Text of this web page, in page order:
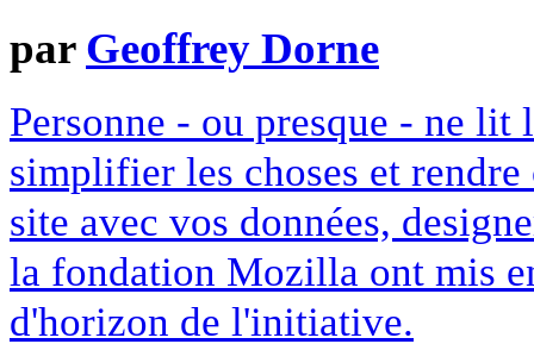
par Geoffrey Dorne
Personne - ou presque - ne
simplifier les choses et
site avec vos données,
la fondation Mozilla ont mis
d'horizon de l'initiative.